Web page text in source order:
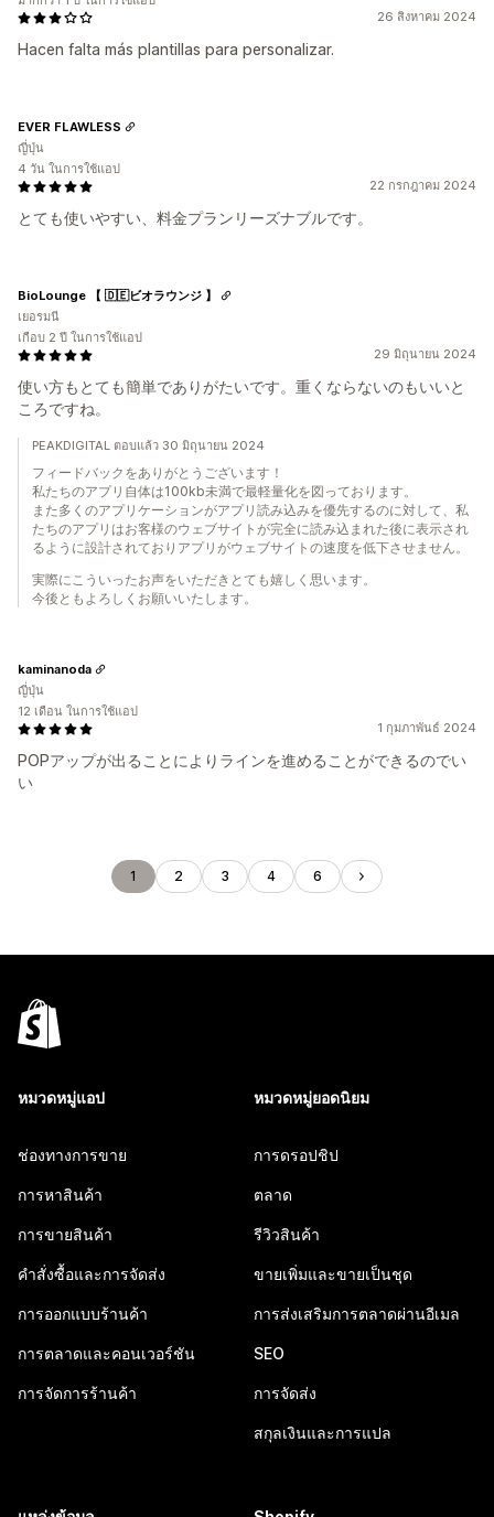
26 สิงหาคม 2024
Hacen falta más plantillas para personalizar.
22 กรกฎาคม 2024
とても使いやすい、料金プランリーズナブルです。
EVER FLAWLESS
ญี่ปุ่น
4 วัน ในการใช้แอป
29 มิถุนายน 2024
使い方もとても簡単でありがたいです。重くならないのもいいと
ころですね。
BioLounge 【 🇩🇪ビオラウンジ 】
เยอรมนี
เกือบ 2 ปี ในการใช้แอป
PEAKDIGITAL ตอบแล้ว 30 มิถุนายน 2024
フィードバックをありがとうございます！
私たちのアプリ自体は100kb未満で最軽量化を図っております。
また多くのアプリケーションがアプリ読み込みを優先するのに対して、私
たちのアプリはお客様のウェブサイトが完全に読み込まれた後に表示され
るように設計されておりアプリがウェブサイトの速度を低下させません。
実際にこういったお声をいただきとても嬉しく思います。
今後ともよろしくお願いいたします。
1 กุมภาพันธ์ 2024
POPアップが出ることによりラインを進めることができるのでい
い
kaminanoda
ญี่ปุ่น
12 เดือน ในการใช้แอป
1 2 3 4 6
หมวดหมู่แอป
ช่องทางการขาย
การหาสินค้า
การขายสินค้า
คำสั่งซื้อและการจัดส่ง
การออกแบบร้านค้า
การตลาดและคอนเวอร์ชัน
การจัดการร้านค้า
หมวดหมู่ยอดนิยม
การดรอปชิป
ตลาด
รีวิวสินค้า
ขายเพิ่มและขายเป็นชุด
การส่งเสริมการตลาดผ่านอีเมล
SEO
การจัดส่ง
สกุลเงินและการแปล